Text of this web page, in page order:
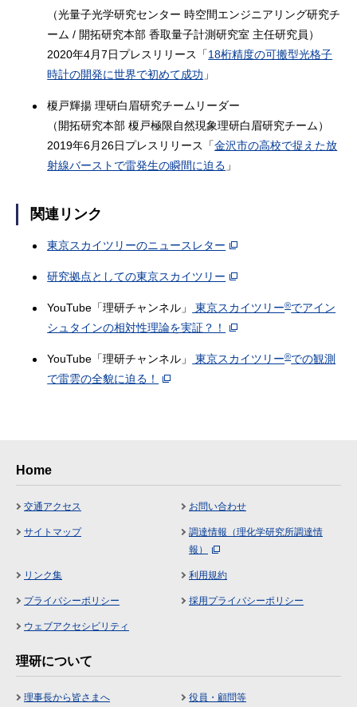
（光量子光学研究センター 時空間エンジニアリング研究チ
ーム / 開拓研究本部 香取量子計測研究室 主任研究員）
2020年4月7日プレスリリース「18桁精度の可搬型光格子
時計の開発に世界で初めて成功 」
榎戸輝揚 理研白眉研究チームリーダー
（開拓研究本部 榎戸極限自然現象理研白眉研究チーム）
2019年6月26日プレスリリース「金沢市の高校で捉えた放
射線バーストで雷発生の瞬間に迫る 」
関連リンク
東京スカイツリーのニュースレター
研究拠点としての東京スカイツリー
YouTube「理研チャンネル」 東京スカイツリー®でアイン
シュタインの相対性理論を実証？！
YouTube「理研チャンネル」 東京スカイツリー®での観測
で雷雲の全貌に迫る！
Home
交通アクセス お問い合わせ
サイトマップ
調達情報（理化学研究所調達情
報）
リンク集 利用規約
プライバシーポリシー 採用プライバシーポリシー
ウェブアクセシビリティ
理研について
理事長から皆さまへ 役員・顧問等